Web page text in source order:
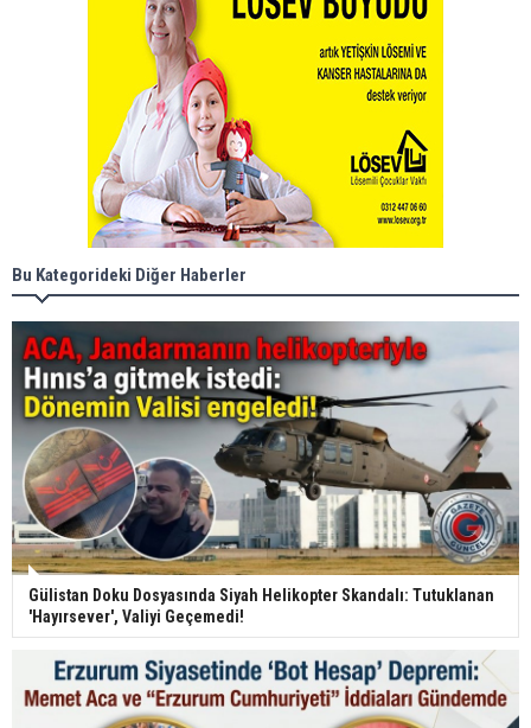
Bu Kategorideki Diğer Haberler
Gülistan Doku Dosyasında Siyah Helikopter Skandalı: Tutuklanan
'Hayırsever', Valiyi Geçemedi!